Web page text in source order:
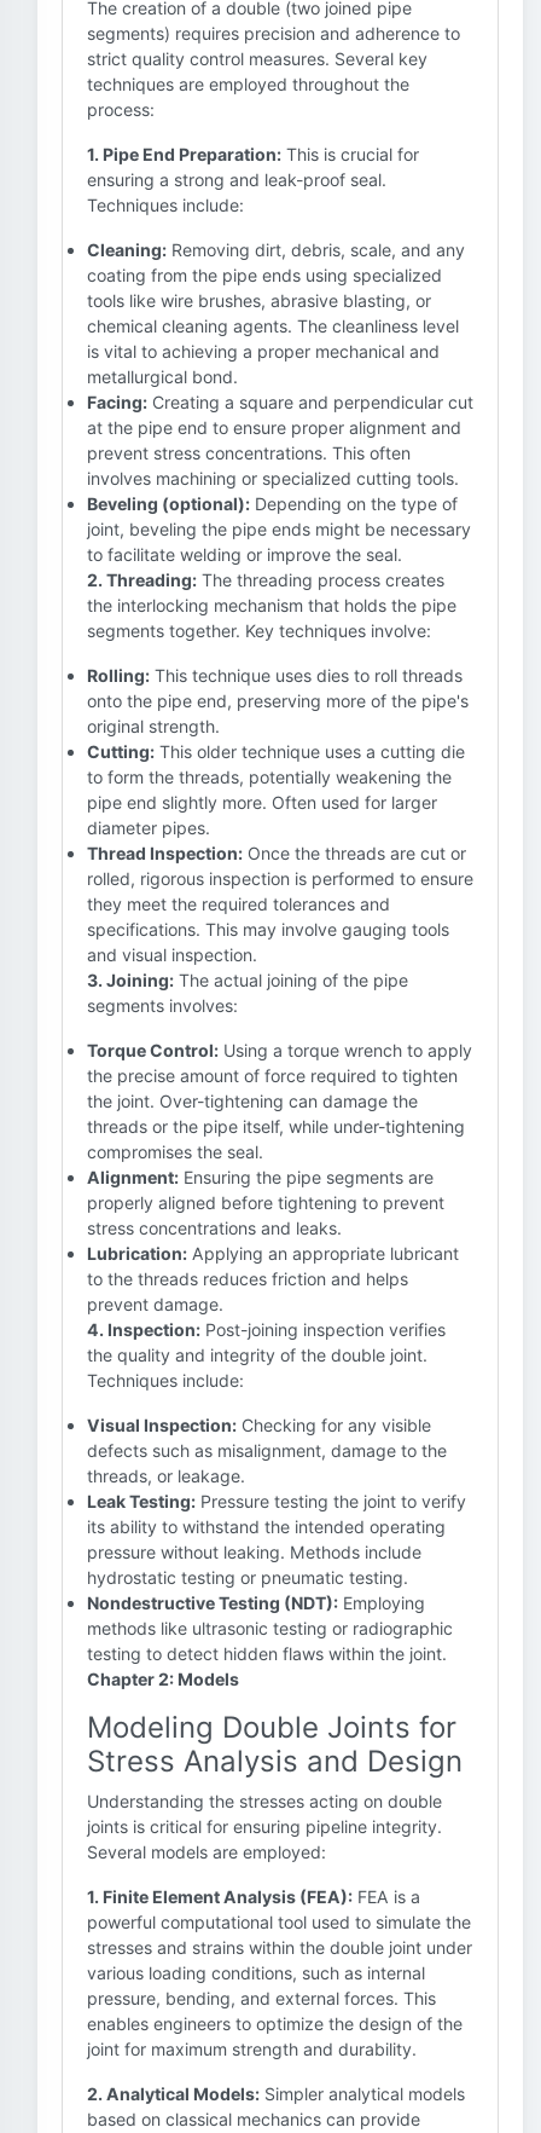
The creation of a double (two joined pipe
segments) requires precision and adherence to
strict quality control measures. Several key
techniques are employed throughout the
process:
1. Pipe End Preparation: This is crucial for
ensuring a strong and leak-proof seal.
Techniques include:
Cleaning: Removing dirt, debris, scale, and any
coating from the pipe ends using specialized
tools like wire brushes, abrasive blasting, or
chemical cleaning agents. The cleanliness level
is vital to achieving a proper mechanical and
metallurgical bond.
Facing: Creating a square and perpendicular cut
at the pipe end to ensure proper alignment and
prevent stress concentrations. This often
involves machining or specialized cutting tools.
Beveling (optional): Depending on the type of
joint, beveling the pipe ends might be necessary
to facilitate welding or improve the seal.
2. Threading: The threading process creates
the interlocking mechanism that holds the pipe
segments together. Key techniques involve:
Rolling: This technique uses dies to roll threads
onto the pipe end, preserving more of the pipe's
original strength.
Cutting: This older technique uses a cutting die
to form the threads, potentially weakening the
pipe end slightly more. Often used for larger
diameter pipes.
Thread Inspection: Once the threads are cut or
rolled, rigorous inspection is performed to ensure
they meet the required tolerances and
specifications. This may involve gauging tools
and visual inspection.
3. Joining: The actual joining of the pipe
segments involves:
Torque Control: Using a torque wrench to apply
the precise amount of force required to tighten
the joint. Over-tightening can damage the
threads or the pipe itself, while under-tightening
compromises the seal.
Alignment: Ensuring the pipe segments are
properly aligned before tightening to prevent
stress concentrations and leaks.
Lubrication: Applying an appropriate lubricant
to the threads reduces friction and helps
prevent damage.
4. Inspection: Post-joining inspection verifies
the quality and integrity of the double joint.
Techniques include:
Visual Inspection: Checking for any visible
defects such as misalignment, damage to the
threads, or leakage.
Leak Testing: Pressure testing the joint to verify
its ability to withstand the intended operating
pressure without leaking. Methods include
hydrostatic testing or pneumatic testing.
Nondestructive Testing (NDT): Employing
methods like ultrasonic testing or radiographic
testing to detect hidden flaws within the joint.
Chapter 2: Models
Modeling Double Joints for
Stress Analysis and Design
Understanding the stresses acting on double
joints is critical for ensuring pipeline integrity.
Several models are employed:
1. Finite Element Analysis (FEA): FEA is a
powerful computational tool used to simulate the
stresses and strains within the double joint under
various loading conditions, such as internal
pressure, bending, and external forces. This
enables engineers to optimize the design of the
joint for maximum strength and durability.
2. Analytical Models: Simpler analytical models
based on classical mechanics can provide